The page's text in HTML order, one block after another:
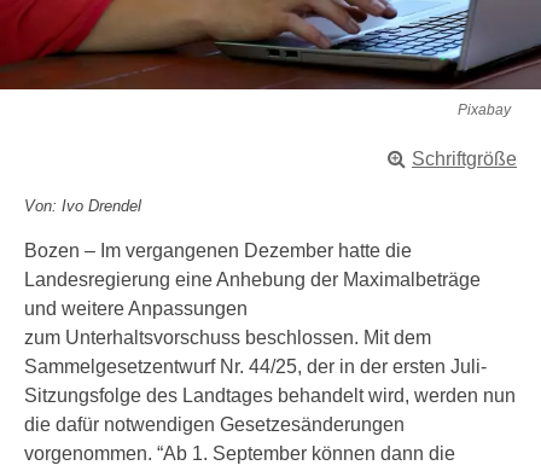
Pixabay
Schriftgröße
Von: Ivo Drendel
Bozen – Im vergangenen Dezember hatte die
Landesregierung eine Anhebung der Maximalbeträge
und weitere Anpassungen
zum Unterhaltsvorschuss beschlossen. Mit dem
Sammelgesetzentwurf Nr. 44/25, der in der ersten Juli-
Sitzungsfolge des Landtages behandelt wird, werden nun
die dafür notwendigen Gesetzesänderungen
vorgenommen. “Ab 1. September können dann die